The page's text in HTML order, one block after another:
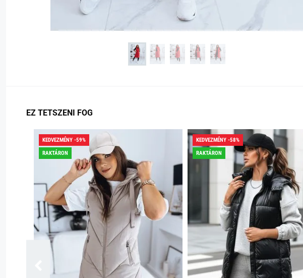
EZ TETSZENI FOG
KEDVEZMÉNY -59%
RAKTÁRON
KEDVEZMÉNY -58%
RAKTÁRON